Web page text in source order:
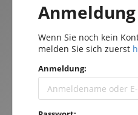
Anmeldung
Wenn Sie noch kein
melden Sie sich zuerst
Anmeldung: